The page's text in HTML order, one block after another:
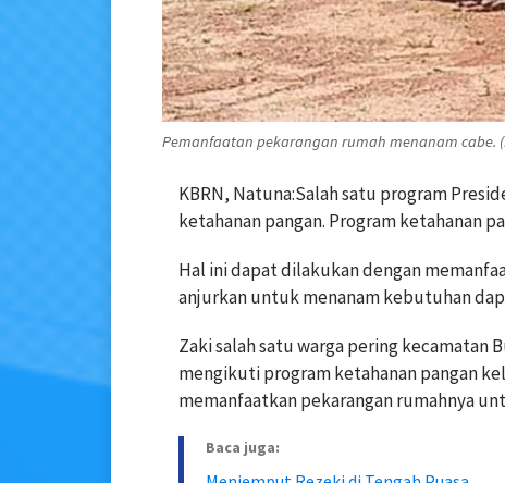
Pemanfaatan pekarangan rumah menanam cabe.
KBRN, Natuna:Salah satu program
ketahanan pangan. Program ketahanan
Hal ini dapat dilakukan dengan
anjurkan untuk menanam kebutuhan
Zaki salah satu warga pering kecamatan
mengikuti program ketahanan pangan
memanfaatkan pekarangan rumahnya
Baca juga: